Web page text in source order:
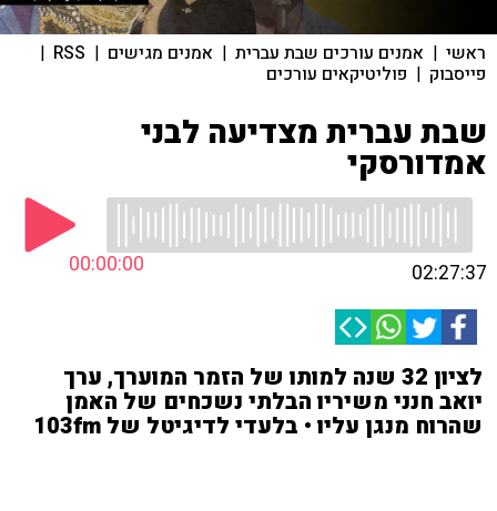
ראשי | אמנים עורכים שבת עברית | אמנים מגישים |
RSS
|
פייסבוק | פוליטיקאים עורכים
שבת עברית מצדיעה לבני
אמדורסקי
00:00:00 02:27:37
לציון 32 שנה למותו של הזמר המוערך, ערך
יואב חנני משיריו הבלתי נשכחים של האמן
שהרוח מנגן עליו • בלעדי לדיגיטל של 103fm